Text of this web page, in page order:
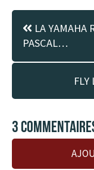
LA YAMAHA
PASCAL…
FLY
3